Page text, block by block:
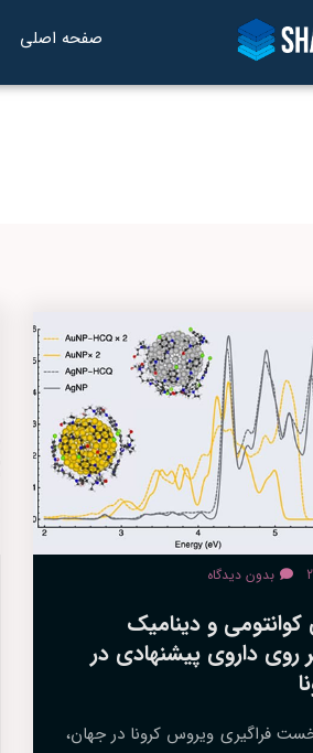
صفحه اصلی
بدون دیدگاه
و دینامیک
روی داروی پیشنهادی در
فراگیری ویروس کرونا در جهان،